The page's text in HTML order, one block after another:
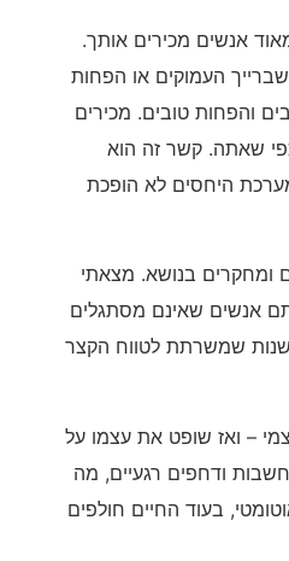
אנשים מכירים אותך.
העמוקים או הפחות
והפחות טובים. מכירים
שאתה. קשר זה הוא
היחסים לא הופכת
ומחקרים בנושא. מצאתי
אנשים שאינם מסתגלים
שמשרתת לטווח הקצר
– ואז שופט את עצמו על
ודחפים רגעיים, מה
בעוד החיים חולפים